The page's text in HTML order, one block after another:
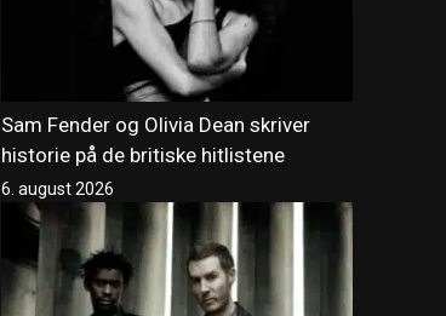
Sam Fender og Olivia Dean skriver
historie på de britiske hitlistene
6. august 2026